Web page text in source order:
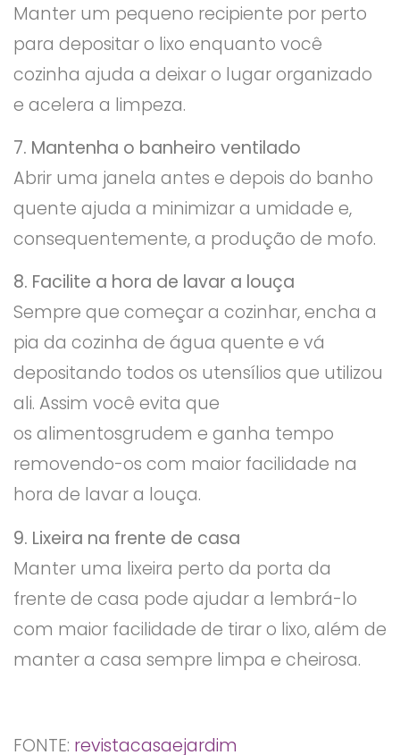
Manter um pequeno recipiente por perto
para depositar o lixo enquanto você
cozinha ajuda a deixar o lugar organizado
e acelera a limpeza.
7. Mantenha o banheiro ventilado
Abrir uma janela antes e depois do banho
quente ajuda a minimizar a umidade e,
consequentemente, a produção de mofo.
8. Facilite a hora de lavar a louça
Sempre que começar a cozinhar, encha a
pia da cozinha de água quente e vá
depositando todos os utensílios que utilizou
ali. Assim você evita que
os alimentosgrudem e ganha tempo
removendo-os com maior facilidade na
hora de lavar a louça.
9. Lixeira na frente de casa
Manter uma lixeira perto da porta da
frente de casa pode ajudar a lembrá-lo
com maior facilidade de tirar o lixo, além de
manter a casa sempre limpa e cheirosa.
FONTE: revistacasaejardim